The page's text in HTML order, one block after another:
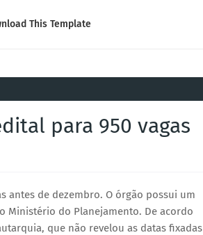
This Template
para 950 vagas
antes de dezembro. O órgão possui um
Ministério do Planejamento. De acordo
que não revelou as datas fixadas